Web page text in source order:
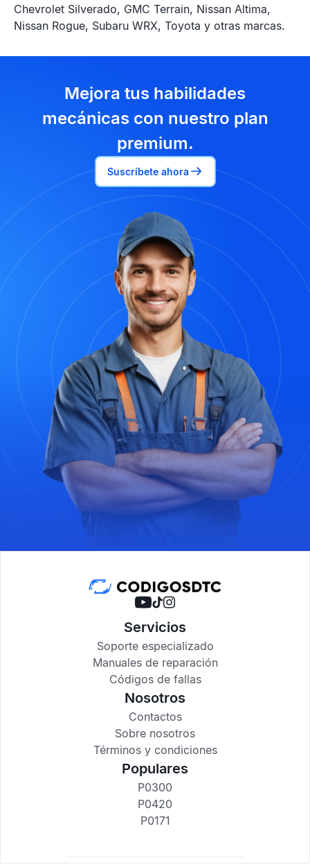
Chevrolet Silverado, GMC Terrain, Nissan Altima,
Nissan Rogue, Subaru WRX, Toyota y otras marcas.
Mejora tus habilidades
mecánicas con nuestro plan
premium.
Suscríbete ahora
Servicios
Soporte especializado
Manuales de reparación
Códigos de fallas
Nosotros
Contactos
Sobre nosotros
Términos y condiciones
Populares
P0300
P0420
P0171